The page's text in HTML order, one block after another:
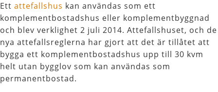
Ett attefallshus kan användas som ett
komplementbostadshus eller komplementbyggnad
och blev verklighet 2 juli 2014. Attefallshuset, och de
nya attefallsreglerna har gjort att det är tillåtet att
bygga ett komplementbostadshus upp till 30 kvm
helt utan bygglov som kan användas som
permanentbostad.